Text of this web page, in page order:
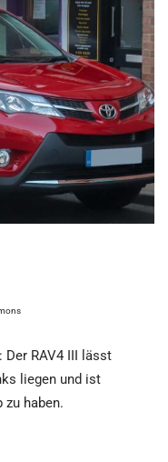
RAV4 III lässt
liegen und ist
haben.